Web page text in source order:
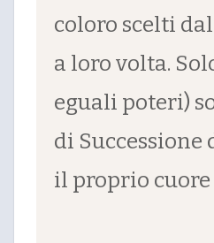
coloro scelti
a loro volta.
eguali poteri)
di
il proprio